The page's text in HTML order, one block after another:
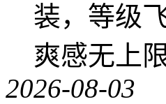
装，等级
爽感无上
2026-08-03